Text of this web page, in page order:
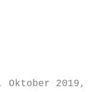
Oktober 2019,